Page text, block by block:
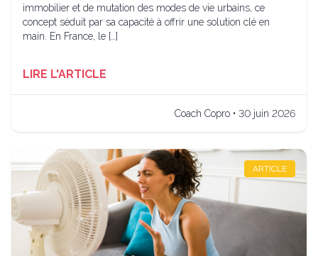
immobilier et de mutation des modes de vie urbains, ce
concept séduit par sa capacité à offrir une solution clé en
main. En France, le […]
LIRE L'ARTICLE
Coach Copro • 30 juin 2026
ARTICLE